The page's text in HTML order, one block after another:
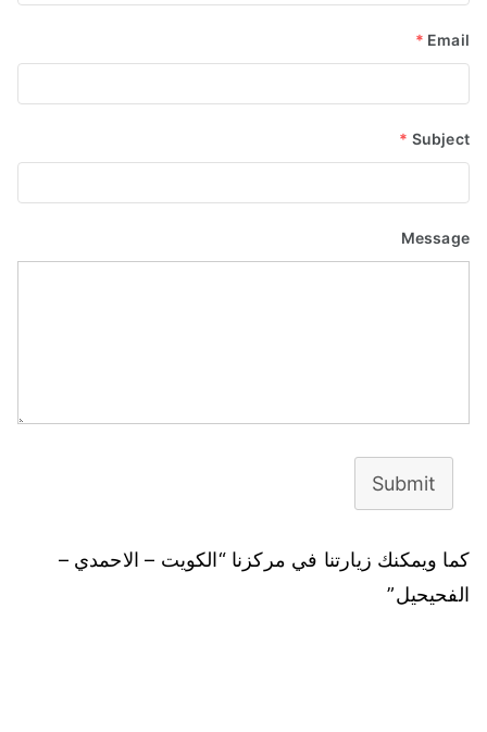
Email
*
Subject
*
Message
Submit
كما ويمكنك زيارتنا في مركزنا “الكويت – الاحمدي –
الفحيحيل”